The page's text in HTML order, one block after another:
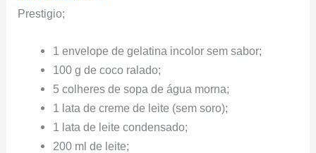
Prestigio;
1 envelope de gelatina incolor sem sabor;
100 g de coco ralado;
5 colheres de sopa de água morna;
1 lata de creme de leite (sem soro);
1 lata de leite condensado;
200 ml de leite;